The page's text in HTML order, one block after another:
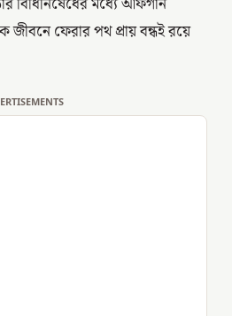
জীবনে ফেরার পথ প্রায় বন্ধই রয়ে